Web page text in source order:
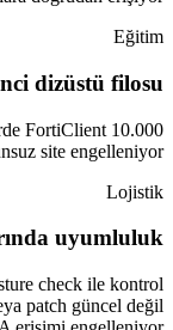
Eğitim
dizüstü filosu
FortiClient
site engelleniyor.
Lojistik
uyumluluk
check ile kontrol
patch güncel değil